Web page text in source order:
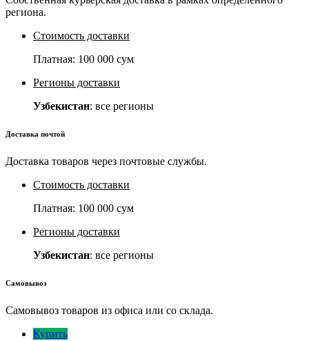
региона.
Стоимость доставки
Платная: 100 000 сум
Регионы доставки
Узбекистан: все регионы
Доставка почтой
Доставка товаров через почтовые службы.
Стоимость доставки
Платная: 100 000 сум
Регионы доставки
Узбекистан: все регионы
Самовывоз
Самовывоз товаров из офиса или со склада.
Купить